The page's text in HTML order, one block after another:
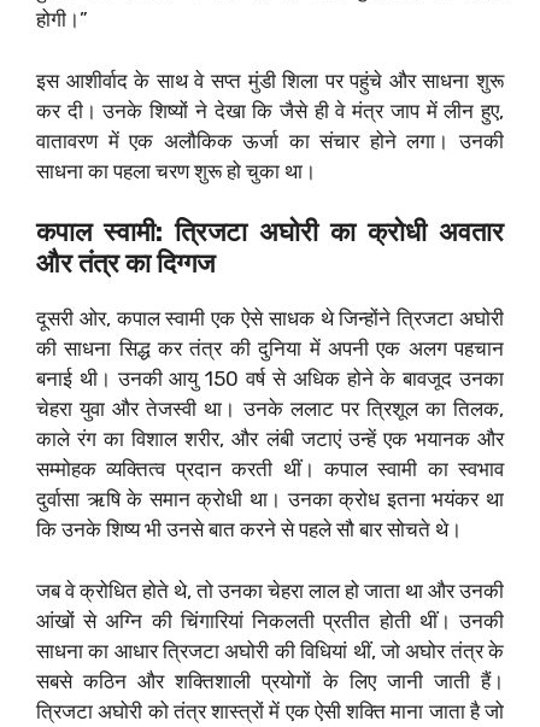
होगी।”
इस आशीर्वाद के साथ वे सप्त मुंडी शिला पर पहुंचे और साधना शुरू
कर दी। उनके शिष्यों ने देखा कि जैसे ही वे मंत्र जाप में लीन हुए,
वातावरण में एक अलौकिक ऊर्जा का संचार होने लगा। उनकी
साधना का पहला चरण शुरू हो चुका था।
कपाल स्वामी: त्रिजटा अघोरी का क्रोधी अवतार
और तंत्र का दिग्गज
दूसरी ओर, कपाल स्वामी एक ऐसे साधक थे जिन्होंने त्रिजटा अघोरी
की साधना सिद्ध कर तंत्र की दुनिया में अपनी एक अलग पहचान
बनाई थी। उनकी आयु 150 वर्ष से अधिक होने के बावजूद उनका
चेहरा युवा और तेजस्वी था। उनके ललाट पर त्रिशूल का तिलक,
काले रंग का विशाल शरीर, और लंबी जटाएं उन्हें एक भयानक और
सम्मोहक व्यक्तित्व प्रदान करती थीं। कपाल स्वामी का स्वभाव
दुर्वासा ऋषि के समान क्रोधी था। उनका क्रोध इतना भयंकर था
कि उनके शिष्य भी उनसे बात करने से पहले सौ बार सोचते थे।
जब वे क्रोधित होते थे, तो उनका चेहरा लाल हो जाता था और उनकी
आंखों से अग्नि की चिंगारियां निकलती प्रतीत होती थीं। उनकी
साधना का आधार त्रिजटा अघोरी की विधियां थीं, जो अघोर तंत्र के
सबसे कठिन और शक्तिशाली प्रयोगों के लिए जानी जाती हैं।
त्रिजटा अघोरी को तंत्र शास्त्रों में एक ऐसी शक्ति माना जाता है जो